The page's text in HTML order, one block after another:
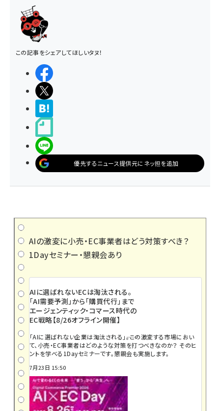
この記事をシェアしてほしいタヌ！
優先するニュース提供元にネッ担を追加
AIの激変に小売・EC事業者はどう対策すべき？
1Dayセミナー・懇親会あり
AIに選ばれないECは淘汰される。
「AI需要予測」から「購買代行」まで
エージェンティック・コマース時代の
EC戦略【8/26オフライン開催】
「AIに選ばれない企業は淘汰される」――。この激変する市場におい
て、小売・EC事業者はどのような対策を打つべきなのか？ そのヒ
ントを学べる1Dayセミナーです。懇親会も実施します。
7月23日 15:50